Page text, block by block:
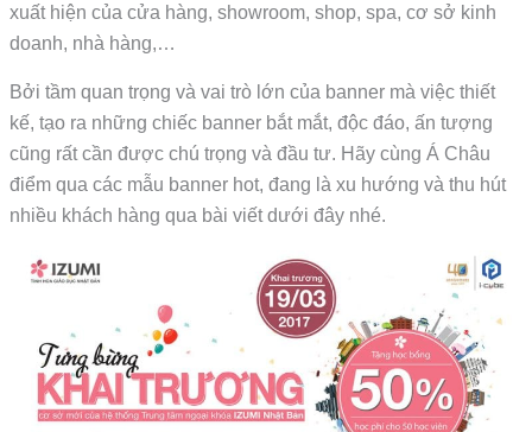
xuất hiện của cửa hàng, showroom, shop, spa, cơ sở kinh
doanh, nhà hàng,…
Bởi tầm quan trọng và vai trò lớn của banner mà việc thiết
kế, tạo ra những chiếc banner bắt mắt, độc đáo, ấn tượng
cũng rất cần được chú trọng và đầu tư. Hãy cùng Á Châu
điểm qua các mẫu banner hot, đang là xu hướng và thu hút
nhiều khách hàng qua bài viết dưới đây nhé.